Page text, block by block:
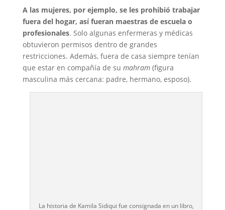
A las mujeres, por ejemplo, se les prohibió trabajar
fuera del hogar, así fueran maestras de escuela o
profesionales. Solo algunas enfermeras y médicas
obtuvieron permisos dentro de grandes
restricciones. Además, fuera de casa siempre tenían
que estar en compañía de su mahram(figura
masculina más cercana: padre, hermano, esposo).
La historia de Kamila Sidiqui fue consignada en un libro,